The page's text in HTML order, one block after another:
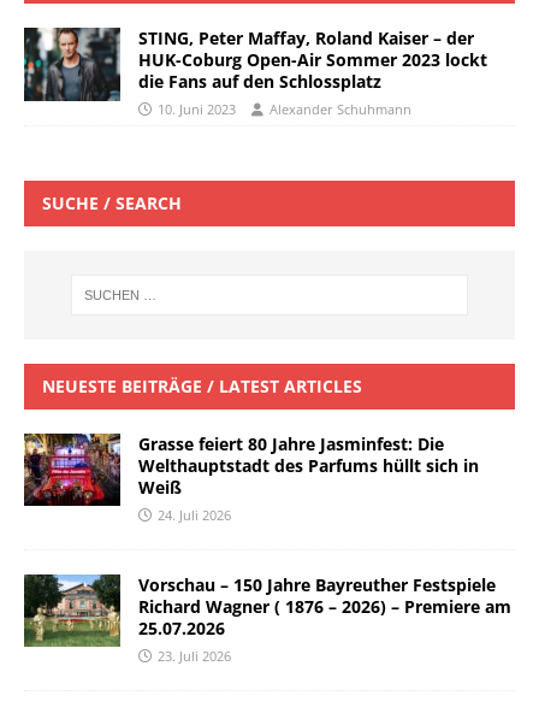
STING, Peter Maffay, Roland Kaiser – der
HUK-Coburg Open-Air Sommer 2023 lockt
die Fans auf den Schlossplatz
10. Juni 2023 Alexander Schuhmann
SUCHE / SEARCH
NEUESTE BEITRÄGE / LATEST ARTICLES
Grasse feiert 80 Jahre Jasminfest: Die
Welthauptstadt des Parfums hüllt sich in
Weiß
24. Juli 2026
Vorschau – 150 Jahre Bayreuther Festspiele
Richard Wagner ( 1876 – 2026) – Premiere am
25.07.2026
23. Juli 2026